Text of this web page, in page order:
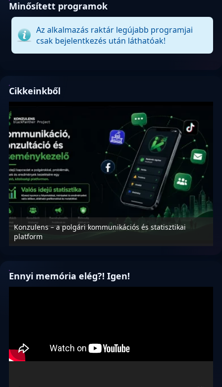
Minősített programok
Az alkalmazás raktár legújabb programjai
csak bejelentkezés után láthatóak!
Cikkeinkből
Konzulens – a polgári kommunikációs és statisztikai
platform
Ennyi memória elég?! Igen!